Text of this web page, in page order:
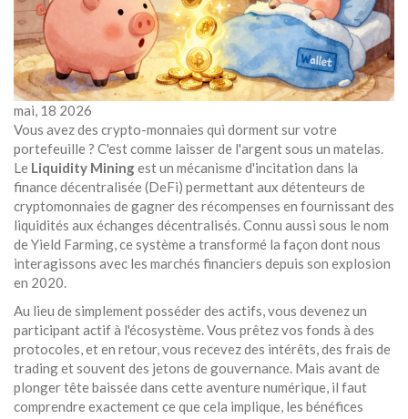
mai, 18 2026
Vous avez des crypto-monnaies qui dorment sur votre
portefeuille ? C'est comme laisser de l'argent sous un matelas.
Le Liquidity Miningestun mécanisme d'incitation dans la
finance décentralisée (DeFi) permettant aux détenteurs de
cryptomonnaies de gagner des récompenses en fournissant des
liquidités aux échanges décentralisés. Connu aussi sous le nom
deYield Farming, ce système a transformé la façon dont nous
interagissons avec les marchés financiers depuis son explosion
en 2020.
Au lieu de simplement posséder des actifs, vous devenez un
participant actif à l'écosystème. Vous prêtez vos fonds à des
protocoles, et en retour, vous recevez des intérêts, des frais de
trading et souvent des jetons de gouvernance. Mais avant de
plonger tête baissée dans cette aventure numérique, il faut
comprendre exactement ce que cela implique, les bénéfices